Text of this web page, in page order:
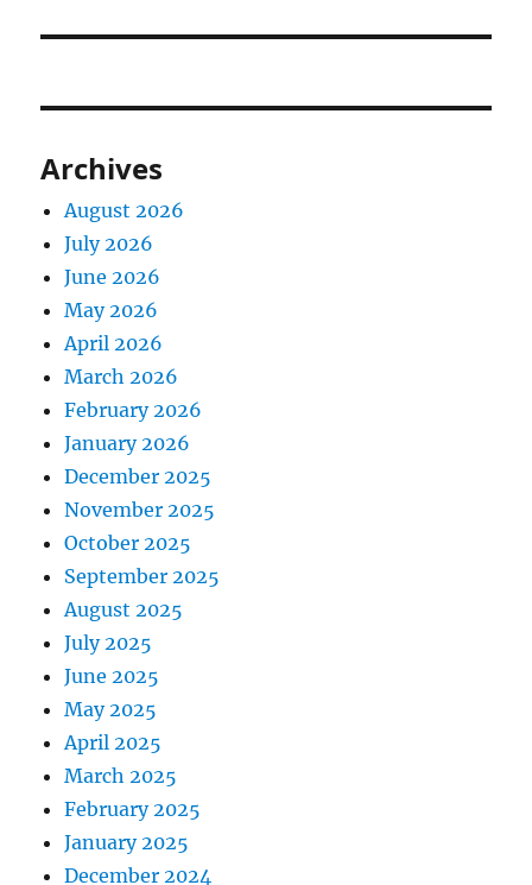
Archives
August 2026
July 2026
June 2026
May 2026
April 2026
March 2026
February 2026
January 2026
December 2025
November 2025
October 2025
September 2025
August 2025
July 2025
June 2025
May 2025
April 2025
March 2025
February 2025
January 2025
December 2024